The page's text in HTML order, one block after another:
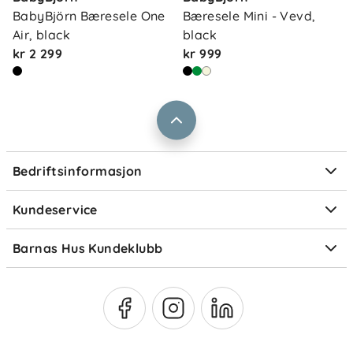
BabyBjörn Bæresele One
Air, black
kr 2 299
Bæresele Mini - Vevd,
black
kr 999
Bedriftsinformasjon
Vårt samfunnsansvar
Jobbe i Barnas Hus
Størrelsesguider
Kundeservice
Frakt og levering
Retur og reklamasjon
Ofte stilte spørsmål
Om Klarna
Barnas Hus Kundeklubb
Medlemsvilkår